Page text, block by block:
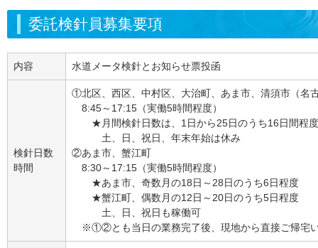
委託検針員募集要項
内容 水道メータ検針とお知らせ票投函
検針日数
時間
①北区、西区、中村区、大治町、あま市、清須市（名
8:45～17:15（実働5時間程度）
★月間検針日数は、1日から25日のうち16日間程
土、日、祝日、年末年始は休み
②あま市、蟹江町
8:30～17:15（実働5時間程度）
★あま市、奇数月の18日～28日のうち6日程度
★蟹江町、偶数月の12日～20日のうち5日程度
土、日、祝日も稼働可
※①②とも当日の業務完了後、現地から直接ご帰宅